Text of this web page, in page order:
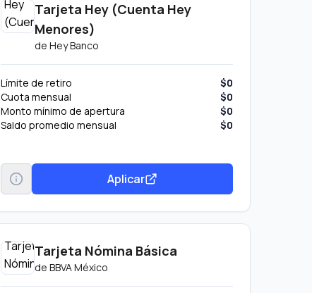
Tarjeta Hey (Cuenta Hey
Menores)
de Hey Banco
Límite de retiro
$0
Cuota mensual
$0
Monto mínimo de apertura
$0
Saldo promedio mensual
$0
Aplicar
Tarjeta Nómina Básica
de BBVA México